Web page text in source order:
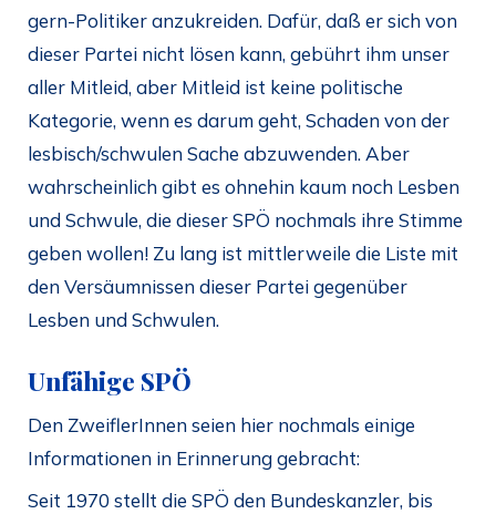
gern-Politiker anzukreiden. Dafür, daß er sich von
dieser Partei nicht lösen kann, gebührt ihm unser
aller Mitleid, aber Mitleid ist keine politische
Kategorie, wenn es darum geht, Schaden von der
lesbisch/schwulen Sache abzuwenden. Aber
wahrscheinlich gibt es ohnehin kaum noch Lesben
und Schwule, die dieser SPÖ nochmals ihre Stimme
geben wollen! Zu lang ist mittlerweile die Liste mit
den Versäumnissen dieser Partei gegenüber
Lesben und Schwulen.
Unfähige SPÖ
Den ZweiflerInnen seien hier nochmals einige
Informationen in Erinnerung gebracht:
Seit 1970 stellt die SPÖ den Bundeskanzler, bis